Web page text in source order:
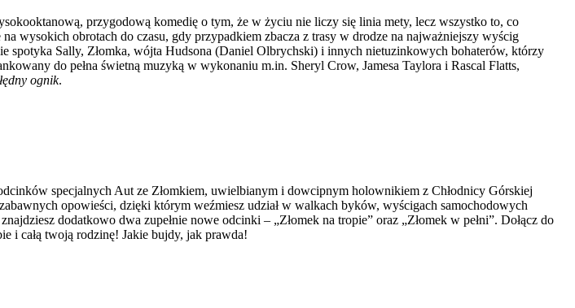
przygodową komedię o tym, że w życiu nie liczy się linia mety, lecz wszystko to, co
wysokich obrotach do czasu, gdy przypadkiem zbacza z trasy w drodze na najważniejszy wyścig
spotyka Sally, Złomka, wójta Hudsona (Daniel Olbrychski) i innych nietuzinkowych bohaterów, którzy
do pełna świetną muzyką w wykonaniu m.in. Sheryl Crow, Jamesa Taylora i Rascal Flatts,
ognik.
specjalnych Aut ze Złomkiem, uwielbianym i dowcipnym holownikiem z Chłodnicy Górskiej
opowieści, dzięki którym weźmiesz udział w walkach byków, wyścigach samochodowych
dodatkowo dwa zupełnie nowe odcinki – „Złomek na tropie” oraz „Złomek w pełni”. Dołącz do
i całą twoją rodzinę! Jakie bujdy, jak prawda!